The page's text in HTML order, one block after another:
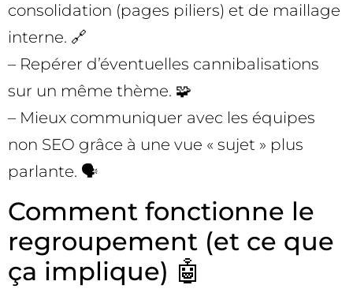
consolidation (pages piliers) et de maillage
interne. 🔗
– Repérer d’éventuelles cannibalisations
sur un même thème. 🧩
– Mieux communiquer avec les équipes
non SEO grâce à une vue « sujet » plus
parlante. 🗣️
Comment fonctionne le
regroupement (et ce que
ça implique) 🤖